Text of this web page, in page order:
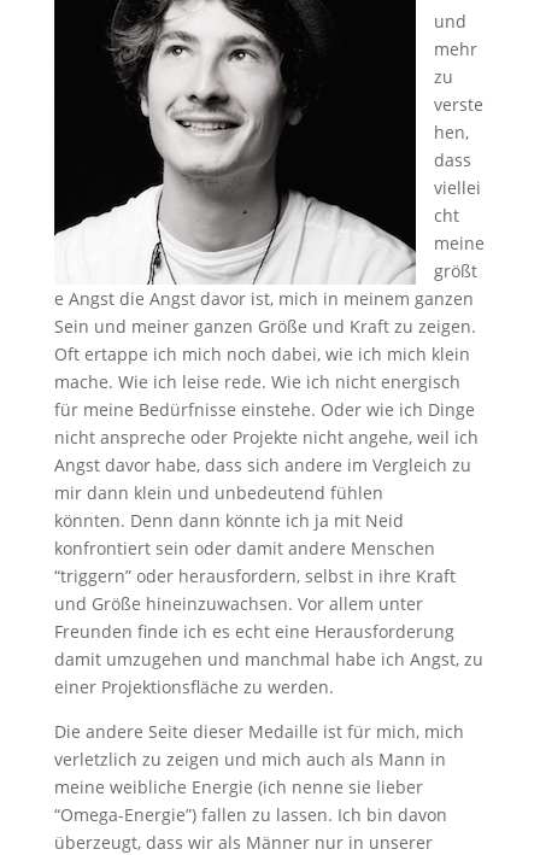
und
mehr
zu
verste
hen,
dass
viellei
cht
meine
größt
e Angst die Angst davor ist, mich in meinem ganzen
Sein und meiner ganzen Größe und Kraft zu zeigen.
Oft ertappe ich mich noch dabei, wie ich mich klein
mache. Wie ich leise rede. Wie ich nicht energisch
für meine Bedürfnisse einstehe. Oder wie ich Dinge
nicht anspreche oder Projekte nicht angehe, weil ich
Angst davor habe, dass sich andere im Vergleich zu
mir dann klein und unbedeutend fühlen
könnten. Denn dann könnte ich ja mit Neid
konfrontiert sein oder damit andere Menschen
“triggern” oder herausfordern, selbst in ihre Kraft
und Größe hineinzuwachsen. Vor allem unter
Freunden finde ich es echt eine Herausforderung
damit umzugehen und manchmal habe ich Angst, zu
einer Projektionsfläche zu werden.
Die andere Seite dieser Medaille ist für mich, mich
verletzlich zu zeigen und mich auch als Mann in
meine weibliche Energie (ich nenne sie lieber
“Omega-Energie”) fallen zu lassen. Ich bin davon
überzeugt, dass wir als Männer nur in unserer